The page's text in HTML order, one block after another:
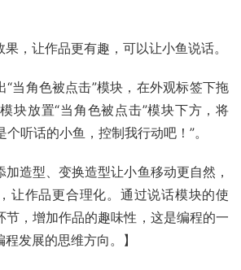
，让作品更有趣，可以让小鱼说话。
“当角色被点击”模块，在外观标签下拖
”模块放置“当角色被点击”模块下方，将
个听话的小鱼，控制我行动吧！”。
加造型、变换造型让小鱼移动更自然，
让作品更合理化。通过说话模块的使
节，增加作品的趣味性，这是编程的一
发展的思维方向。】